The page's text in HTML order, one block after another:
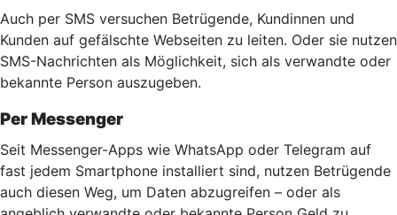
Auch per SMS versuchen Betrügende, Kundinnen und
Kunden auf gefälschte Webseiten zu leiten. Oder sie nutzen
SMS-Nachrichten als Möglichkeit, sich als verwandte oder
bekannte Person auszugeben.
Per Messenger
Seit Messenger-Apps wie WhatsApp oder Telegram auf
fast jedem Smartphone installiert sind, nutzen Betrügende
auch diesen Weg, um Daten abzugreifen – oder als